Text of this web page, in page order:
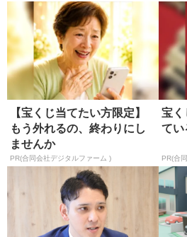
【宝くじ当てたい方限定】
もう外れるの、終わりにし
ませんか
PR(合同会社デジタルファーム )
宝く
てい
PR(合